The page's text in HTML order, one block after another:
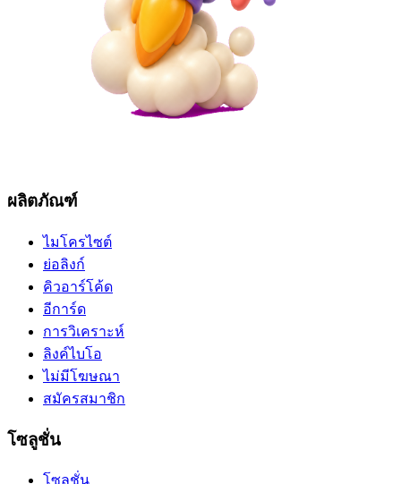
ผลิตภัณฑ์
ไมโครไซต์
ย่อลิงก์
คิวอาร์โค้ด
อีการ์ด
การวิเคราะห์
ลิงค์ไบโอ
ไม่มีโฆษณา
สมัครสมาชิก
โซลูชั่น
โซลูชั่น